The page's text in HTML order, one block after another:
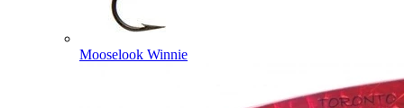
Mooselook Winnie